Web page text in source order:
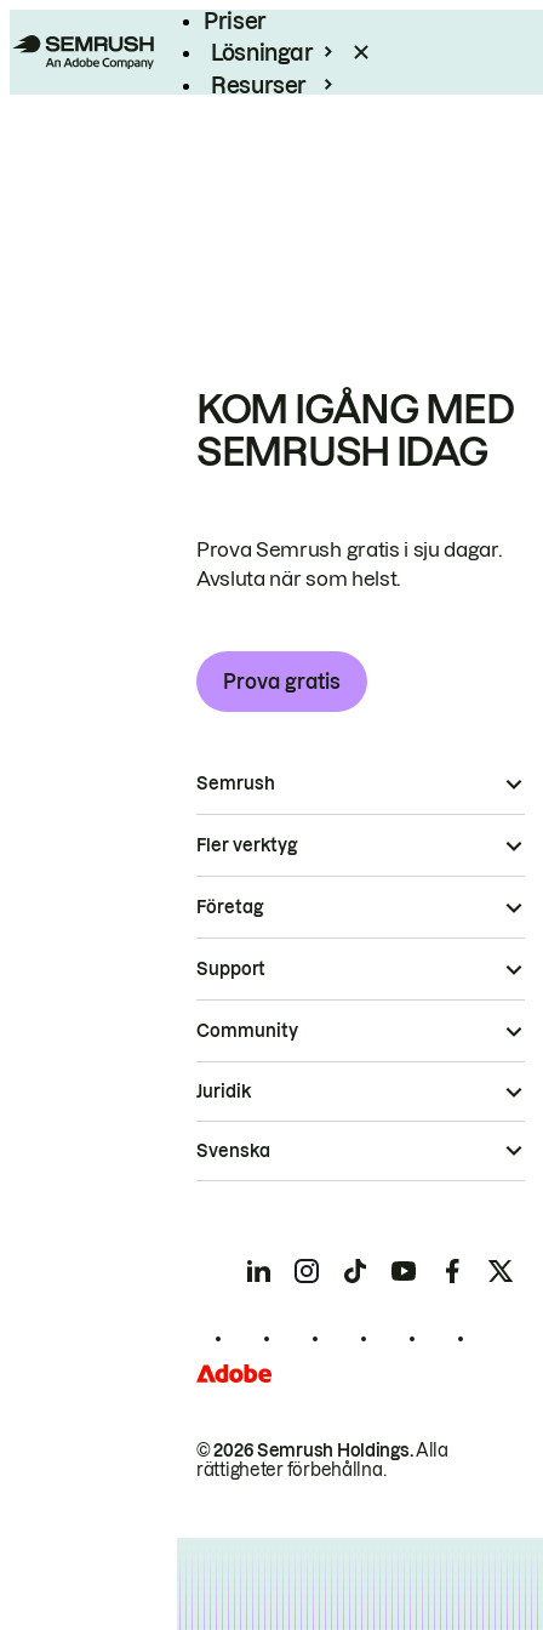
Priser
Lösningar
Resurser
KOM IGÅNG MED
SEMRUSH IDAG
Prova Semrush gratis i sju dagar.
Avsluta när som helst.
Prova gratis
Semrush
Fler verktyg
Företag
Support
Community
© 2026 Semrush Holdings.Alla
rättigheter förbehållna.
Juridik
Svenska